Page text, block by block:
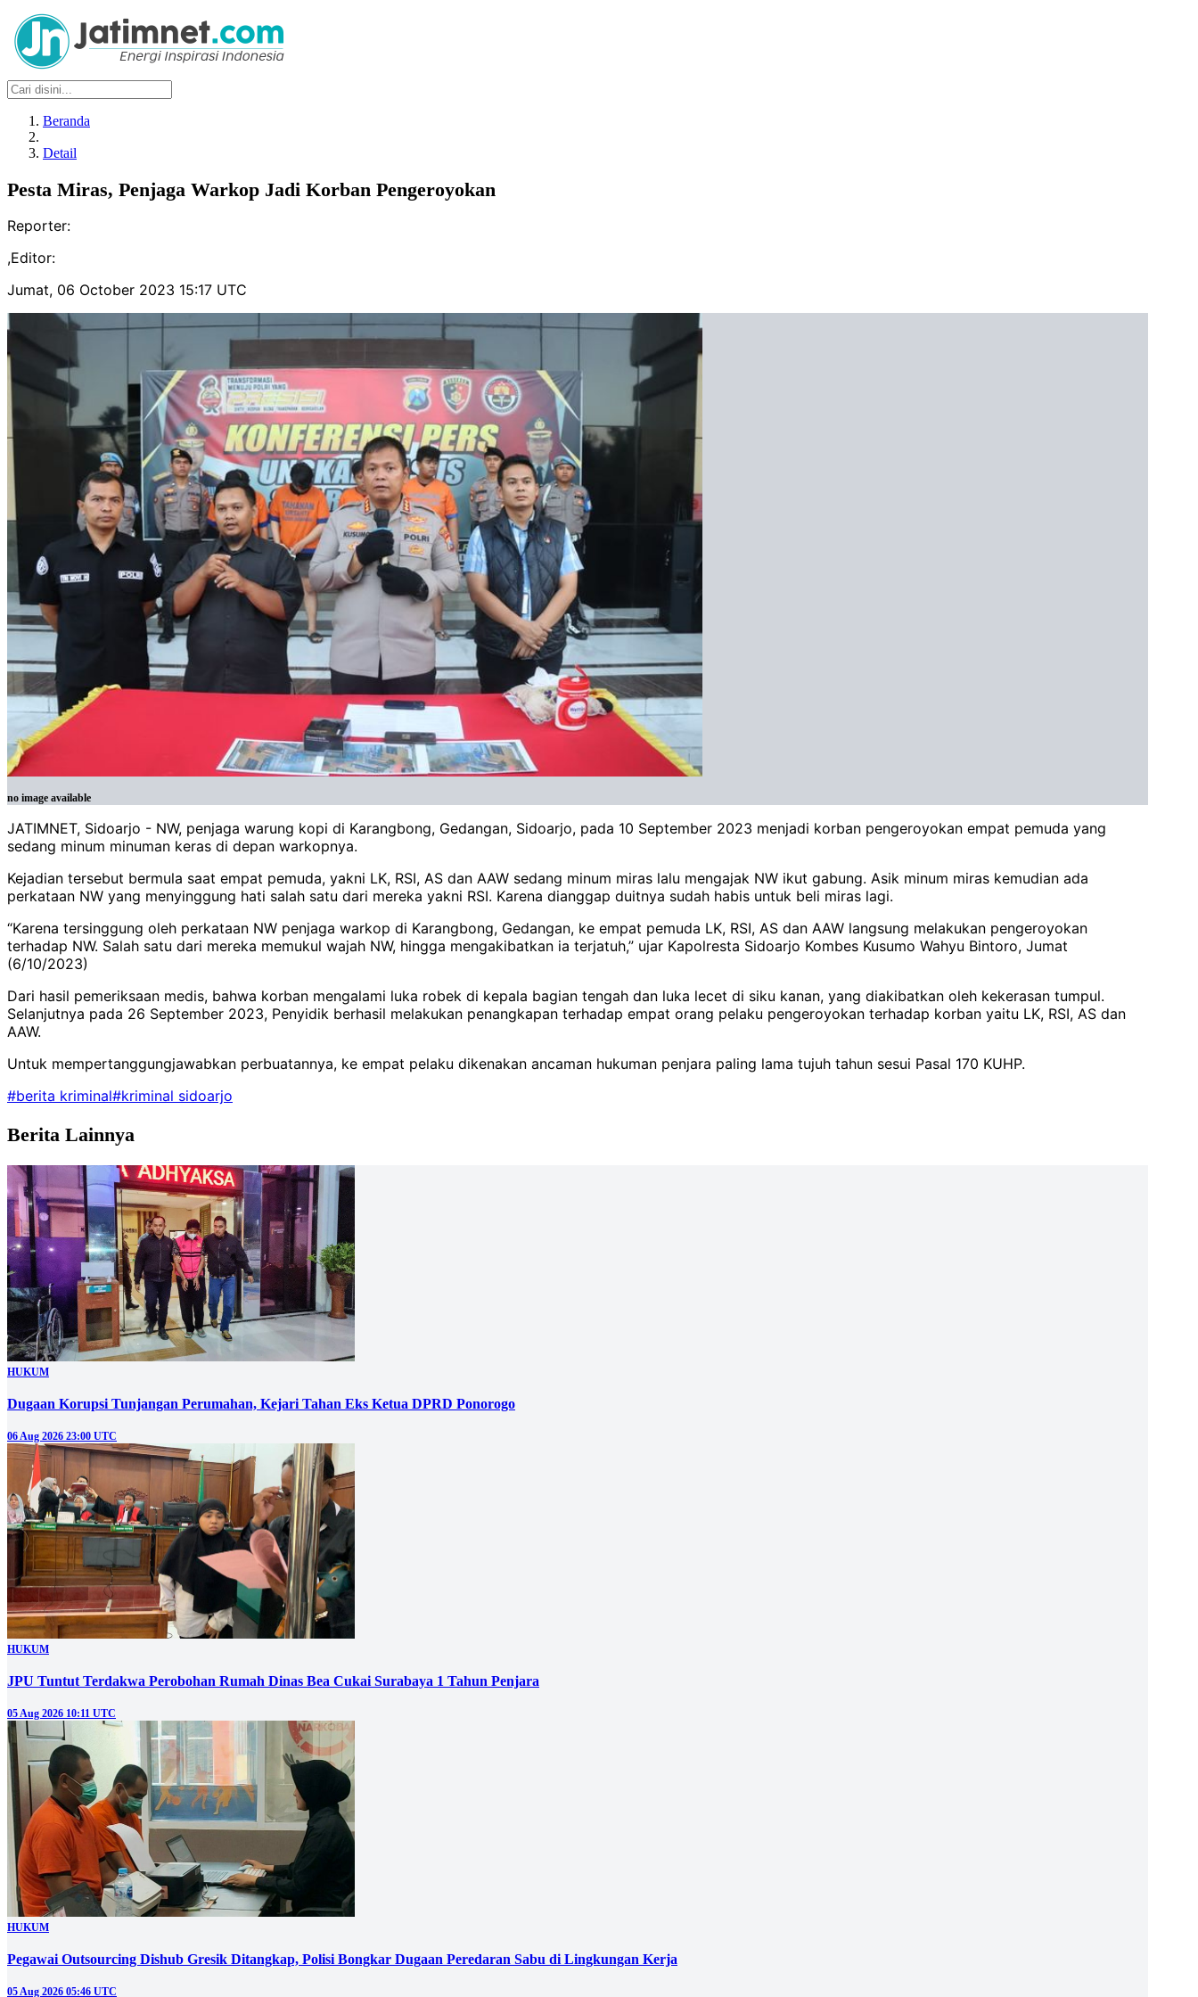
Beranda
Detail
Pesta Miras, Penjaga Warkop Jadi Korban Pengeroyokan
Reporter:
,Editor:
Jumat, 06 October 2023 15:17 UTC
no image available
JATIMNET, Sidoarjo - NW, penjaga warung kopi di Karangbong, Gedangan, Sidoarjo, pada 10 September 2023 menjadi korban pengeroyokan empat pemuda yang
sedang minum minuman keras di depan warkopnya.
Kejadian tersebut bermula saat empat pemuda, yakni LK, RSI, AS dan AAW sedang minum miras lalu mengajak NW ikut gabung. Asik minum miras kemudian ada
perkataan NW yang menyinggung hati salah satu dari mereka yakni RSI. Karena dianggap duitnya sudah habis untuk beli miras lagi.
“Karena tersinggung oleh perkataan NW penjaga warkop di Karangbong, Gedangan, ke empat pemuda LK, RSI, AS dan AAW langsung melakukan pengeroyokan
terhadap NW. Salah satu dari mereka memukul wajah NW, hingga mengakibatkan ia terjatuh,” ujar Kapolresta Sidoarjo Kombes Kusumo Wahyu Bintoro, Jumat
(6/10/2023)
Dari hasil pemeriksaan medis, bahwa korban mengalami luka robek di kepala bagian tengah dan luka lecet di siku kanan, yang diakibatkan oleh kekerasan tumpul.
Selanjutnya pada 26 September 2023, Penyidik berhasil melakukan penangkapan terhadap empat orang pelaku pengeroyokan terhadap korban yaitu LK, RSI, AS dan
AAW.
Untuk mempertanggungjawabkan perbuatannya, ke empat pelaku dikenakan ancaman hukuman penjara paling lama tujuh tahun sesui Pasal 170 KUHP.
#berita kriminal#kriminal sidoarjo
Berita Lainnya
HUKUM
Dugaan Korupsi Tunjangan Perumahan, Kejari Tahan Eks Ketua DPRD Ponorogo
06 Aug 2026 23:00 UTC
HUKUM
JPU Tuntut Terdakwa Perobohan Rumah Dinas Bea Cukai Surabaya 1 Tahun Penjara
05 Aug 2026 10:11 UTC
HUKUM
Pegawai Outsourcing Dishub Gresik Ditangkap, Polisi Bongkar Dugaan Peredaran Sabu di Lingkungan Kerja
05 Aug 2026 05:46 UTC